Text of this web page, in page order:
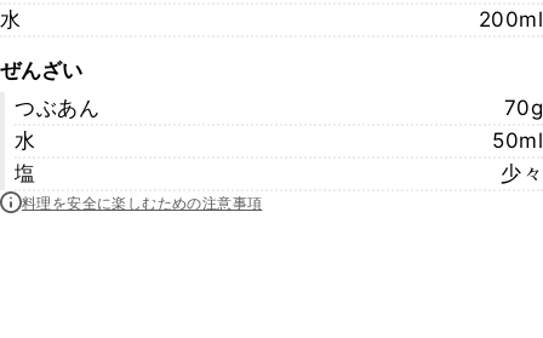
水
200ml
ぜんざい
つぶあん
70g
水
50ml
塩
少々
料理を安全に楽しむための注意事項